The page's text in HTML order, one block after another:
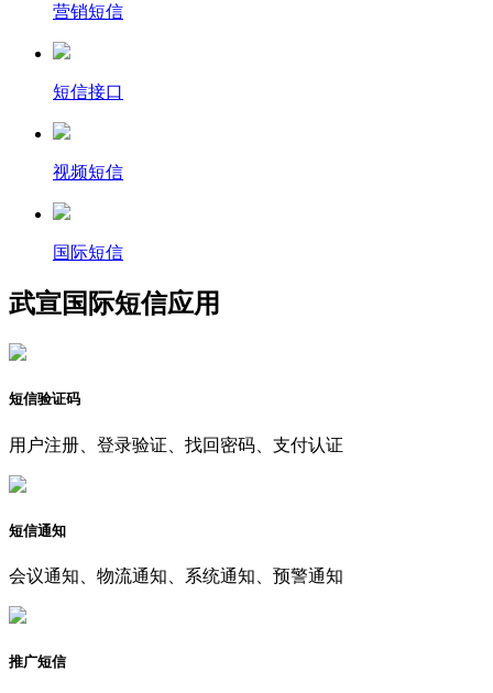
营销短信
短信接口
视频短信
国际短信
武宣国际短信应用
短信验证码
用户注册、登录验证、找回密码、支付认证
短信通知
会议通知、物流通知、系统通知、预警通知
推广短信